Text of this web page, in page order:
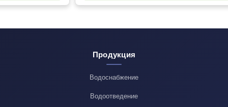
Продукция
Водоснабжение
Водоотведение